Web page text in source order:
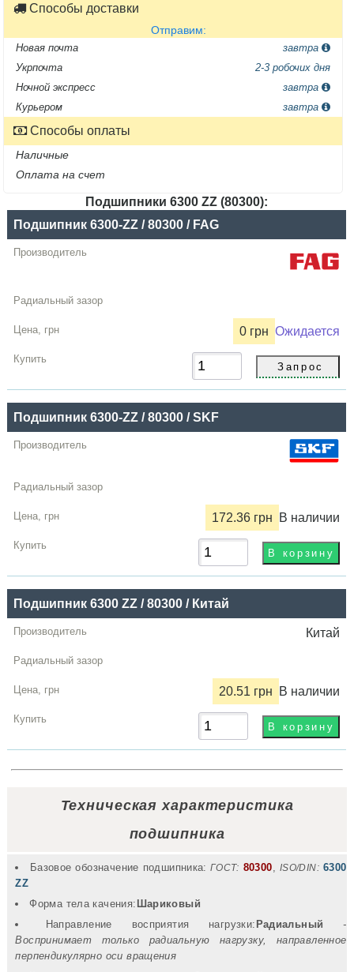
Способы доставки
Отправим:
Новая почта
завтра
Укрпочта
2-3 робочих дня
Ночной экспресс
завтра
Курьером
завтра
Способы оплаты
Наличные
Оплата на счет
Подшипники 6300 ZZ (80300):
Название
Производитель
зазор
Цена,
Подшипник 6300-ZZ / 80300 / FAG
0 грн Ожидается
Подшипник 6300-ZZ / 80300 / SKF
172.36 грн В наличии
Подшипник 6300 ZZ / 80300 / Китай
Китай
20.51 грн В наличии
Техническая характеристика
подшипника
Базовое обозначение подшипника: ГОСТ: 80300 ISO/DIN: 6300
ZZ
Форма тела качения: Шариковый
Направление восприятия нагрузки: Радиальный
-
Воспринимает только радиальную нагрузку, направленное
перпендикулярно оси вращения